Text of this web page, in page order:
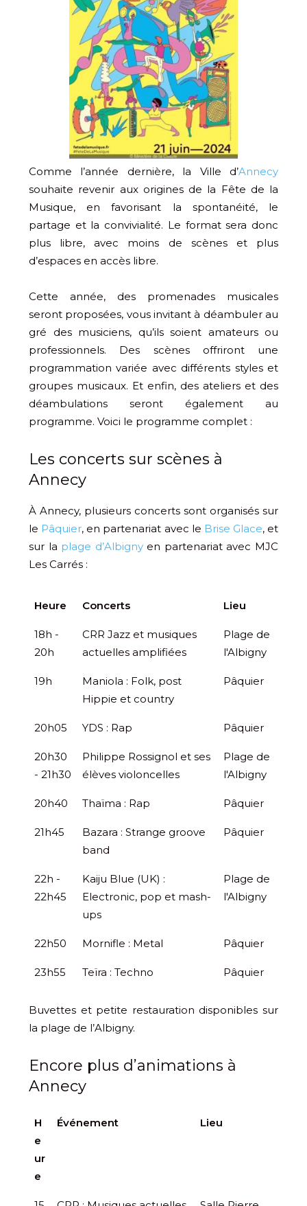
Comme l’année dernière, la Ville d’Annecy
souhaite revenir aux origines de la Fête de la
Musique, en favorisant la spontanéité, le
partage et la convivialité. Le format sera donc
plus libre, avec moins de scènes et plus
d’espaces en accès libre.
Cette année, des promenades musicales
seront proposées, vous invitant à déambuler au
gré des musiciens, qu’ils soient amateurs ou
professionnels. Des scènes offriront une
programmation variée avec différents styles et
groupes musicaux. Et enfin, des ateliers et des
déambulations seront également au
programme. Voici le programme complet :
Les concerts sur scènes à
Annecy
À Annecy, plusieurs concerts sont organisés sur
le Pâquier, en partenariat avec le Brise Glace, et
sur la plage d’Albignyen partenariat avec MJC
Les Carrés :
Heure Concerts Lieu
18h -
20h
CRR Jazz et musiques
actuelles amplifiées
Plage de
l'Albigny
19h
Maniola : Folk, post
Hippie et country
Pâquier
20h05 YDS : Rap Pâquier
20h30
- 21h30
Philippe Rossignol et ses
élèves violoncelles
Plage de
l'Albigny
20h40 Thaïma : Rap Pâquier
21h45
Bazara : Strange groove
band
Pâquier
22h -
22h45
Kaiju Blue (UK) :
Electronic, pop et mash-
ups
Plage de
l'Albigny
22h50 Mornifle : Metal Pâquier
23h55 Teïra : Techno Pâquier
Buvettes et petite restauration disponibles sur
la plage de l’Albigny.
Encore plus d’animations à
Annecy
H
e
ur
e
Événement Lieu